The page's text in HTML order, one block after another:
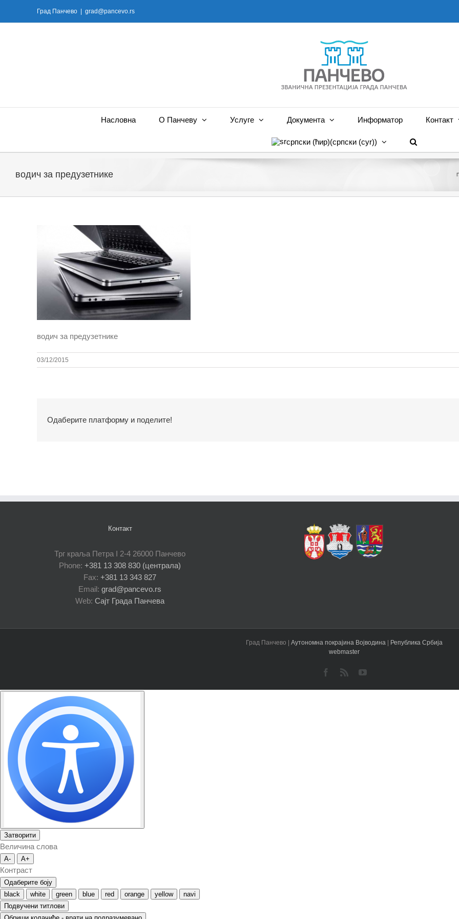
Град Панчево grad@pancevo.rs
Насловна О Панчеву Услуге Документа Информатор Контакт
српски (ћир)(српски (cyr))
водич за предузетнике
водич за предузетнике
03/12/2015
Одаберите платформу и поделите!
Контакт
Трг краља Петра I 2-4 26000 Панчево
Phone: +381 13 308 830 (централа)
Fax: +381 13 343 827
Email: grad@pancevo.rs
Web: Сајт Града Панчева
Град Панчево | Аутономна покрајина Војводина | Република Србија
webmaster
Facebook
Rss YouTube
Затворити
Величина слова
A- A+
Контраст
Одаберите боју
black
white green blue red orange yellow
navi
Подвучени титлови